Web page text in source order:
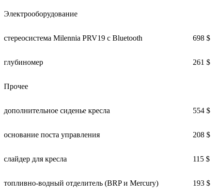
Электрооборудование
стереосистема Milennia PRV19 с Bluetooth 698 $
глубиномер 261 $
Прочее
дополнительное сиденье кресла 554 $
основание поста управления 208 $
слайдер для кресла 115 $
топливно-водный отделитель (BRP и Mercury) 193 $